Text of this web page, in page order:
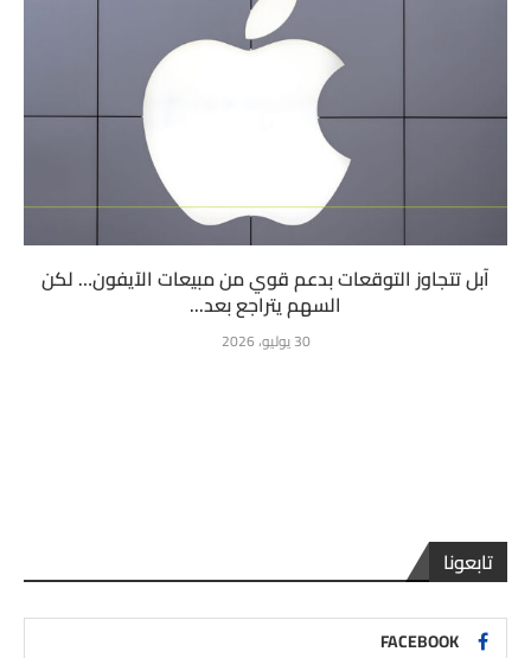
آبل تتجاوز التوقعات بدعم قوي من مبيعات الآيفون… لكن
السهم يتراجع بعد...
30 يوليو، 2026
تابعونا
FACEBOOK